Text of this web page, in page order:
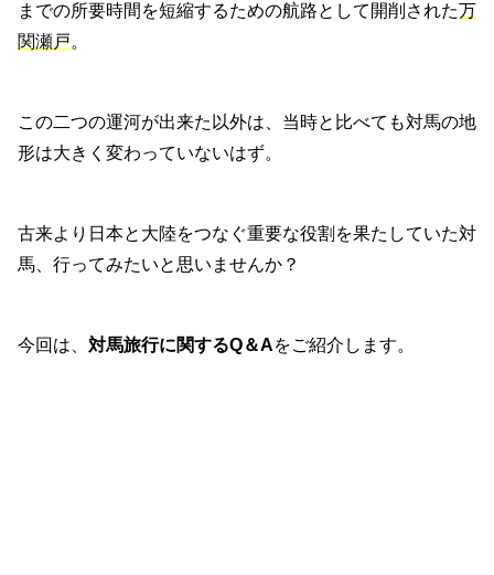
までの所要時間を短縮するための航路として開削された万
関瀬戸。
この二つの運河が出来た以外は、当時と比べても対馬の地
形は大きく変わっていないはず。
古来より日本と大陸をつなぐ重要な役割を果たしていた対
馬、行ってみたいと思いませんか？
今回は、 対馬旅行に関するQ＆Aをご紹介します。